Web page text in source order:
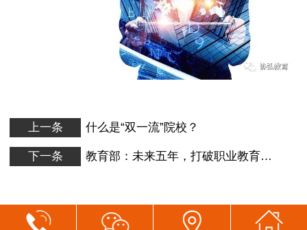
上一条 什么是“双一流”院校？
下一条 教育部：未来五年，打破职业教育学历“天花板”